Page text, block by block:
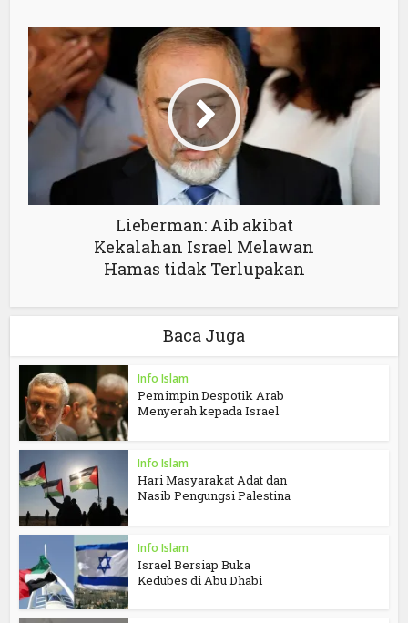
Lieberman: Aib akibat
Kekalahan Israel Melawan
Hamas tidak Terlupakan
Baca Juga
Info Islam
Pemimpin Despotik Arab
Menyerah kepada Israel
Info Islam
Hari Masyarakat Adat dan
Nasib Pengungsi Palestina
Info Islam
Israel Bersiap Buka
Kedubes di Abu Dhabi